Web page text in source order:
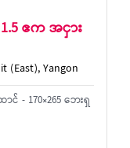
ဧက အငှား
(East), Yangon
- 170×265 ဘေးရှ